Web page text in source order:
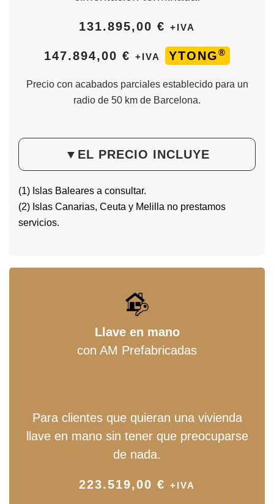
131.895,00 € +IVA
147.894,00 € +IVA YTONG®
Precio con acabados parciales establecido para un
radio de 50 km de Barcelona.
▼ EL PRECIO INCLUYE
(1) Islas Baleares a consultar.
(2) Islas Canarias, Ceuta y Melilla no prestamos
servicios.
Llave en mano
con AM Prefabricadas
Para clientes que quieran una vivienda
llave en mano sin tener que preocuparse
de nada.
223.519,00 € +IVA